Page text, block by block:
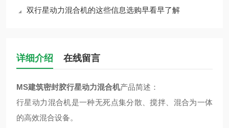
双行星动力混合机的这些信息选购早看早了解
详细介绍 在线留言
MS建筑密封胶行星动力混合机产品简述：
行星动力混合机是一种无死点集分散、搅拌、混合为一体
的高效混合设备。